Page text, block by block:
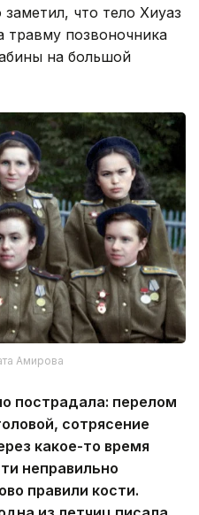
что тело Хиуаз
травму позвоночника
на большой
Амирова
пострадала: перелом
сотрясение
какое-то время
неправильно
правили кости.